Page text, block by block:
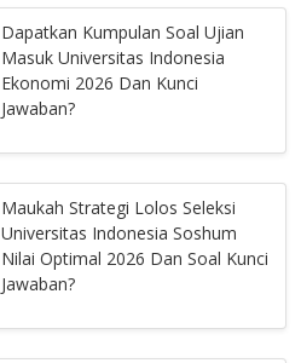
Dapatkan Kumpulan Soal Ujian
Masuk Universitas Indonesia
Ekonomi 2026 Dan Kunci
Jawaban?
Maukah Strategi Lolos Seleksi
Universitas Indonesia Soshum
Nilai Optimal 2026 Dan Soal Kunci
Jawaban?